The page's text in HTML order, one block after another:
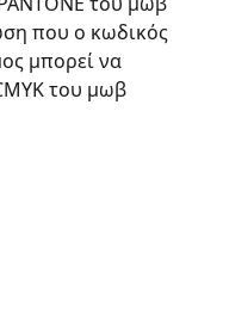
που ο κωδικός
μπορεί να
του μωβ